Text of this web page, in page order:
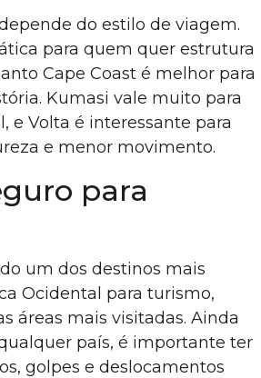
do estilo de viagem.
para quem quer estrutura
Cape Coast é melhor para
Kumasi vale muito para
e Volta é interessante para
e menor movimento.
para
um dos destinos mais
Ocidental para turismo,
áreas mais visitadas. Ainda
país, é importante ter
golpes e deslocamentos